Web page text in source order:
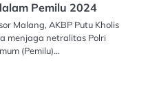
Pemilu 2024
Malang, AKBP Putu Kholis
menjaga netralitas Polri
(Pemilu)…